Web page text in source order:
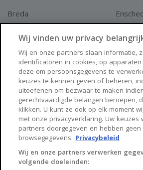
Breda
Arnhem
Zwolle
Huisnet
Over Huisnet
Algemene voorwaarden
Privacybeleid
Contact
Wij vinden uw privacy
Wij en onze partners slaan informatie,
identificatoren in cookies, op
deze om persoonsgegevens te
keuzes te kennen geven of beheren,
uitoefenen om bezwaar te maken
gerechtvaardigde belangen beroepen,
klikken. U kunt ze ook op elk moment
met onze privacyverklaring. Uw keuzes
partners doorgegeven en hebben geen
browsegegevens. Privacybeleid
Wij en onze partners verwerken
volgende doeleinden: